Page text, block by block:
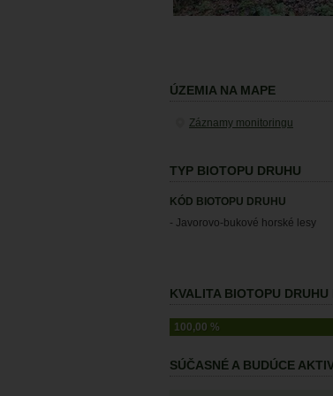
ÚZEMIA NA MAPE
Záznamy monitoringu
TYP BIOTOPU DRUHU
KÓD BIOTOPU DRUHU
- Javorovo-bukové horské lesy
KVALITA BIOTOPU
100,00 %
SÚČASNÉ A BUDÚCE